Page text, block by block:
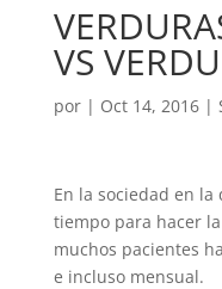
VS
por | Oct 14, 2016|
En la sociedad en
tiempo para hacer
muchos pacientes
e incluso mensual.